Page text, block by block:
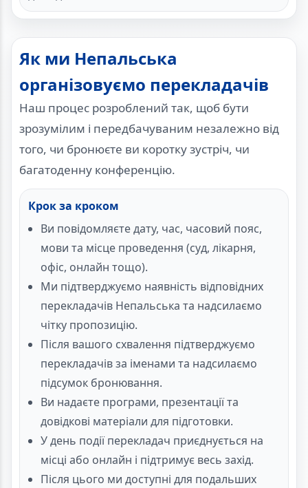
Як ми Непальська
організовуємо перекладачів
Наш процес розроблений так, щоб бути
зрозумілим і передбачуваним незалежно від
того, чи бронюєте ви коротку зустріч, чи
багатоденну конференцію.
Крок за кроком
Ви повідомляєте дату, час, часовий пояс,
мови та місце проведення (суд, лікарня,
офіс, онлайн тощо).
Ми підтверджуємо наявність відповідних
перекладачів Непальська та надсилаємо
чітку пропозицію.
Після вашого схвалення підтверджуємо
перекладачів за іменами та надсилаємо
підсумок бронювання.
Ви надаєте програми, презентації та
довідкові матеріали для підготовки.
У день події перекладач приєднується на
місці або онлайн і підтримує весь захід.
Після цього ми доступні для подальших